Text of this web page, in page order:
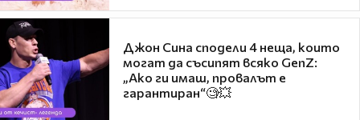
Джон Сина сподели 4 неща, които
могат да съсипят всяко GenZ:
„Ако ги имаш, провалът е
гарантиран“🧐💥